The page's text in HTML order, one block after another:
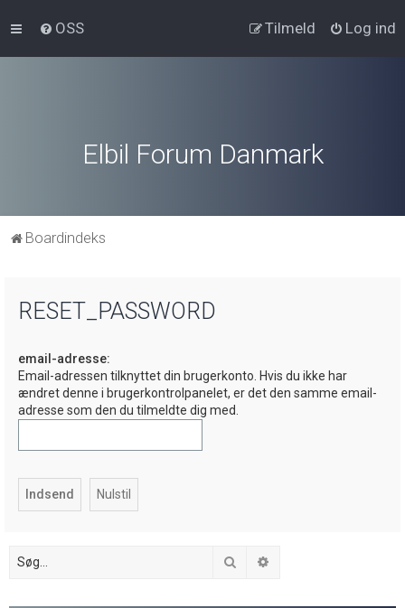
OSS Log ind
Tilmeld
Elbil Forum Danmark
Boardindeks
RESET_PASSWORD
email-adresse:
Email-adressen tilknyttet din brugerkonto. Hvis du ikke har
ændret denne i brugerkontrolpanelet, er det den samme email-
adresse som den du tilmeldte dig med.
Søg